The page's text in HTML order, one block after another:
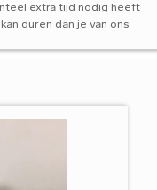
extra tijd nodig heeft
duren dan je van ons